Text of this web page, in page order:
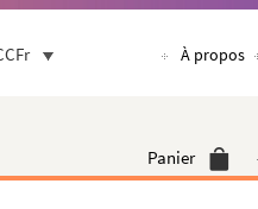
À propos
Panier